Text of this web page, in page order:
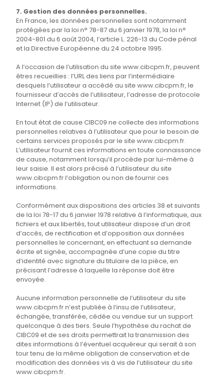
7. Gestion des données personnelles.
En France, les données personnelles sont notamment
protégées par la loi n° 78-87 du 6 janvier 1978, la loi n°
2004-801 du 6 août 2004, l’article L. 226-13 du Code pénal
et la Directive Européenne du 24 octobre 1995.
A l’occasion de l’utilisation du site www.cibcpm.fr, peuvent
êtres recueillies : l’URL des liens par l’intermédiaire
desquels l’utilisateur a accédé au site www.cibcpm.fr, le
fournisseur d’accès de l’utilisateur, l’adresse de protocole
Internet (IP) de l’utilisateur.
En tout état de cause CIBC09 ne collecte des informations
personnelles relatives à l’utilisateur que pour le besoin de
certains services proposés par le site www.cibcpm.fr.
L’utilisateur fournit ces informations en toute connaissance
de cause, notamment lorsqu’il procède par lui-même à
leur saisie. Il est alors précisé à l’utilisateur du site
www.cibcpm.fr l’obligation ou non de fournir ces
informations.
Conformément aux dispositions des articles 38 et suivants
de la loi 78-17 du 6 janvier 1978 relative à l’informatique, aux
fichiers et aux libertés, tout utilisateur dispose d’un droit
d’accès, de rectification et d’opposition aux données
personnelles le concernant, en effectuant sa demande
écrite et signée, accompagnée d’une copie du titre
d’identité avec signature du titulaire de la pièce, en
précisant l’adresse à laquelle la réponse doit être
envoyée.
Aucune information personnelle de l’utilisateur du site
www.cibcpm.fr n’est publiée à l’insu de l’utilisateur,
échangée, transférée, cédée ou vendue sur un support
quelconque à des tiers. Seule l’hypothèse du rachat de
CIBC09 et de ses droits permettrait la transmission des
dites informations à l’éventuel acquéreur qui serait à son
tour tenu de la même obligation de conservation et de
modification des données vis à vis de l’utilisateur du site
www.cibcpm.fr.